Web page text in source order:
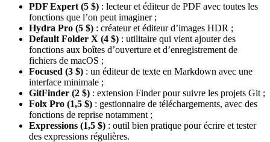
PDF Expert (5 $) : lecteur et éditeur de PDF avec toutes les
fonctions que l’on peut imaginer ;
Hydra Pro (5 $) : créateur et éditeur d’images HDR ;
Default Folder X (4 $) : utilitaire qui vient ajouter des
fonctions aux boîtes d’ouverture et d’enregistrement de
fichiers de macOS ;
Focused (3 $) : un éditeur de texte en Markdown avec une
interface minimale ;
GitFinder (2 $) : extension Finder pour suivre les projets Git ;
Folx Pro (1,5 $) : gestionnaire de téléchargements, avec des
fonctions de reprise notamment ;
Expressions (1,5 $) : outil bien pratique pour écrire et tester
des expressions régulières.